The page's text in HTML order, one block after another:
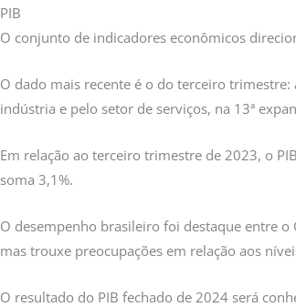
PIB
O conjunto de indicadores econômicos
O dado mais recente é o do terceiro
indústria e pelo setor de serviços, na 13ª
Em relação ao terceiro trimestre de 2023, o
soma 3,1%.
O desempenho brasileiro foi destaque entre
mas trouxe preocupações em relação aos
O resultado do PIB fechado de 2024 será